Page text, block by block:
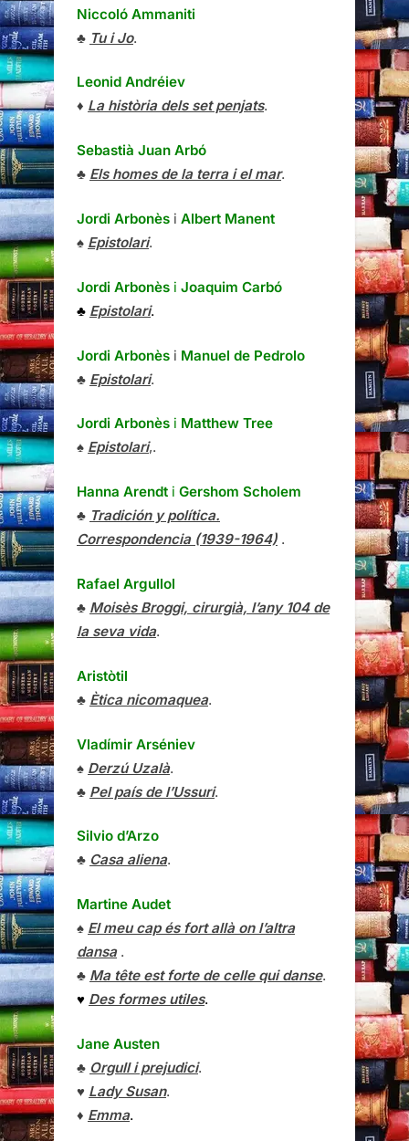
Niccoló Ammaniti
♣ Tu i Jo.
Leonid Andréiev
♦ La història dels set penjats.
Sebastià Juan Arbó
♣ Els homes de la terra i el mar.
Jordi Arbonès i Albert Manent
♠ Epistolari.
Jordi Arbonès i Joaquim Carbó
♣ Epistolari.
Jordi Arbonès i Manuel de Pedrolo
♣ Epistolari.
Jordi Arbonès i Matthew Tree
♠ Epistolari,.
Hanna Arendt i Gershom Scholem
♣ Tradición y política.
Correspondencia (1939-1964) .
Rafael Argullol
♣ Moisès Broggi, cirurgià, l’any 104 de
la seva vida.
Aristòtil
♣ Ètica nicomaquea.
Vladímir Arséniev
♠ Derzú Uzalà.
♣ Pel país de l’Ussuri.
Silvio d’Arzo
♣ Casa aliena.
Martine Audet
♠ El meu cap és fort allà on l’altra
dansa.
♣ Ma tête est forte de celle qui danse.
♥ Des formes utiles.
Jane Austen
♣ Orgull i prejudici.
♥ Lady Susan.
♦ Emma.